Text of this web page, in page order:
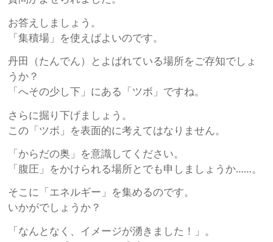
お答えしましょう。
「集積場」を使えばよいのです。
丹田（たんでん）とよばれている場所をご存知でしょ
うか？
「へその少し下」にある「ツボ」ですね。
さらに掘り下げましょう。
この「ツボ」を表面的に考えてはなりません。
「からだの奥」を意識してください。
「腹圧」をかけられる場所とでも申しましょうか……。
そこに「エネルギー」を集めるのです。
いかがでしょうか？
「なんとなく、イメージが湧きました！」。